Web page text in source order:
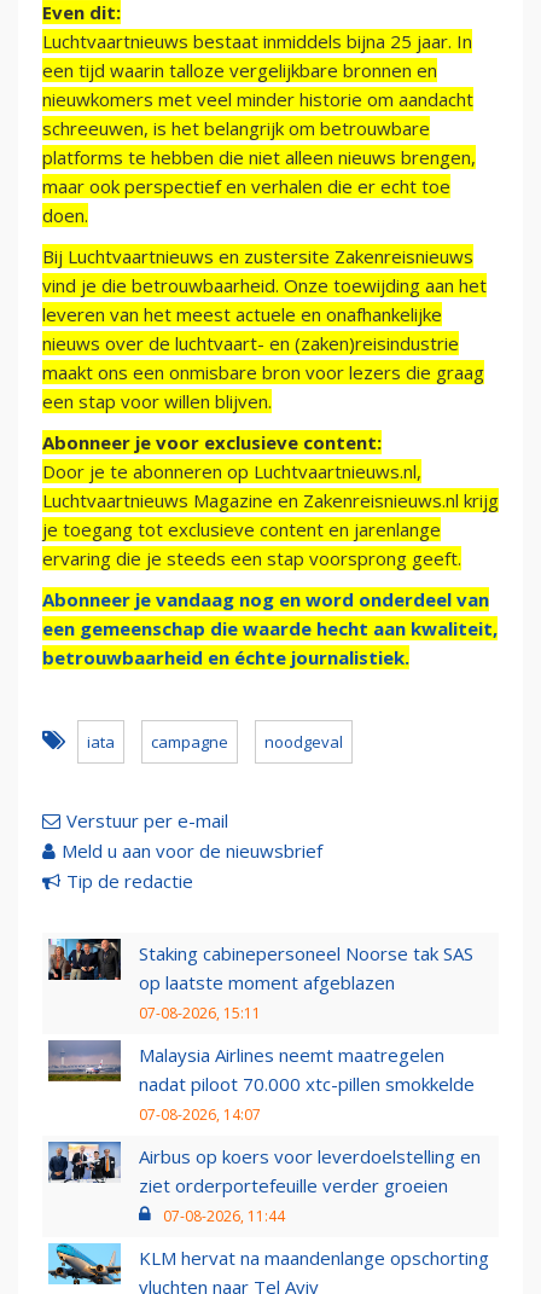
Even dit:
Luchtvaartnieuws bestaat inmiddels bijna 25 jaar. In
een tijd waarin talloze vergelijkbare bronnen en
nieuwkomers met veel minder historie om aandacht
schreeuwen, is het belangrijk om betrouwbare
platforms te hebben die niet alleen nieuws brengen,
maar ook perspectief en verhalen die er echt toe
doen.
Bij Luchtvaartnieuws en zustersite Zakenreisnieuws
vind je die betrouwbaarheid. Onze toewijding aan het
leveren van het meest actuele en onafhankelijke
nieuws over de luchtvaart- en (zaken)reisindustrie
maakt ons een onmisbare bron voor lezers die graag
een stap voor willen blijven.
Abonneer je voor exclusieve content:
Door je te abonneren op Luchtvaartnieuws.nl,
Luchtvaartnieuws Magazine en Zakenreisnieuws.nl krijg
je toegang tot exclusieve content en jarenlange
ervaring die je steeds een stap voorsprong geeft.
Abonneer je vandaag nog en word onderdeel van
een gemeenschap die waarde hecht aan kwaliteit,
betrouwbaarheid en échte journalistiek.
iata campagne noodgeval
Verstuur per e-mail
Meld u aan voor de nieuwsbrief
Tip de redactie
Staking cabinepersoneel Noorse tak SAS
op laatste moment afgeblazen
07-08-2026, 15:11
Malaysia Airlines neemt maatregelen
nadat piloot 70.000 xtc-pillen smokkelde
07-08-2026, 14:07
Airbus op koers voor leverdoelstelling en
ziet orderportefeuille verder groeien
07-08-2026, 11:44
KLM hervat na maandenlange opschorting
vluchten naar Tel Aviv